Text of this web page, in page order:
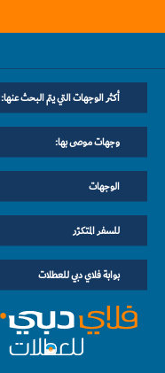
أكثر الوجهات التي يتم البحث عنها:
وجهات موصى بها:
الوجهات
للسفر المتكرّر
بوابة فلاي دبي للعطلات